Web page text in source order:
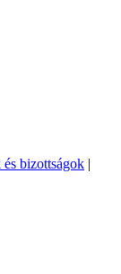
bizottságok |